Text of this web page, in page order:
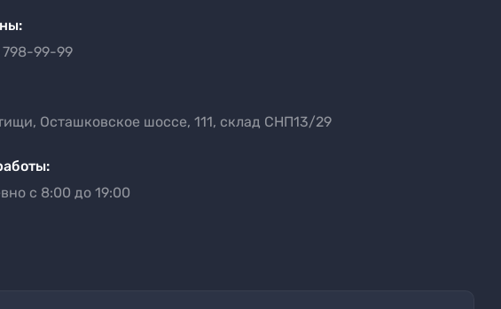
798-99-99
Осташковское шоссе, 111, склад СНП13/29
с 8:00 до 19:00